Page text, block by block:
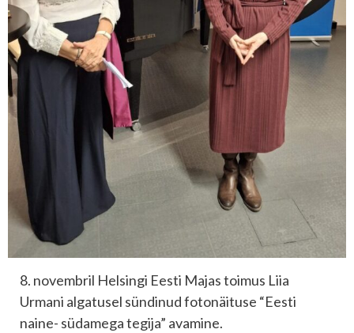
8. novembril Helsingi Eesti Majas toimus Liia
Urmani algatusel sündinud fotonäituse “Eesti
naine- südamega tegija” avamine.